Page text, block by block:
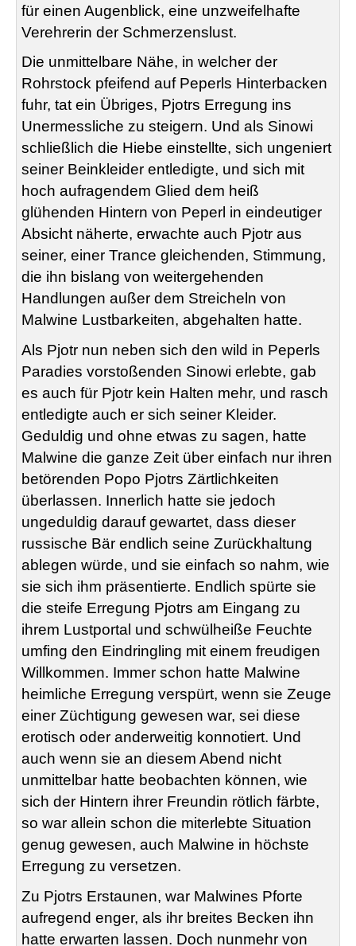
für einen Augenblick, eine unzweifelhafte
Verehrerin der Schmerzenslust.
Die unmittelbare Nähe, in welcher der
Rohrstock pfeifend auf Peperls Hinterbacken
fuhr, tat ein Übriges, Pjotrs Erregung ins
Unermessliche zu steigern. Und als Sinowi
schließlich die Hiebe einstellte, sich ungeniert
seiner Beinkleider entledigte, und sich mit
hoch aufragendem Glied dem heiß
glühenden Hintern von Peperl in eindeutiger
Absicht näherte, erwachte auch Pjotr aus
seiner, einer Trance gleichenden, Stimmung,
die ihn bislang von weitergehenden
Handlungen außer dem Streicheln von
Malwine Lustbarkeiten, abgehalten hatte.
Als Pjotr nun neben sich den wild in Peperls
Paradies vorstoßenden Sinowi erlebte, gab
es auch für Pjotr kein Halten mehr, und rasch
entledigte auch er sich seiner Kleider.
Geduldig und ohne etwas zu sagen, hatte
Malwine die ganze Zeit über einfach nur ihren
betörenden Popo Pjotrs Zärtlichkeiten
überlassen. Innerlich hatte sie jedoch
ungeduldig darauf gewartet, dass dieser
russische Bär endlich seine Zurückhaltung
ablegen würde, und sie einfach so nahm, wie
sie sich ihm präsentierte. Endlich spürte sie
die steife Erregung Pjotrs am Eingang zu
ihrem Lustportal und schwülheiße Feuchte
umfing den Eindringling mit einem freudigen
Willkommen. Immer schon hatte Malwine
heimliche Erregung verspürt, wenn sie Zeuge
einer Züchtigung gewesen war, sei diese
erotisch oder anderweitig konnotiert. Und
auch wenn sie an diesem Abend nicht
unmittelbar hatte beobachten können, wie
sich der Hintern ihrer Freundin rötlich färbte,
so war allein schon die miterlebte Situation
genug gewesen, auch Malwine in höchste
Erregung zu versetzen.
Zu Pjotrs Erstaunen, war Malwines Pforte
aufregend enger, als ihr breites Becken ihn
hatte erwarten lassen. Doch nunmehr von